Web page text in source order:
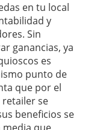
en tu local
y
Sin
ganancias, ya
es
punto de
que por el
se
beneficios se